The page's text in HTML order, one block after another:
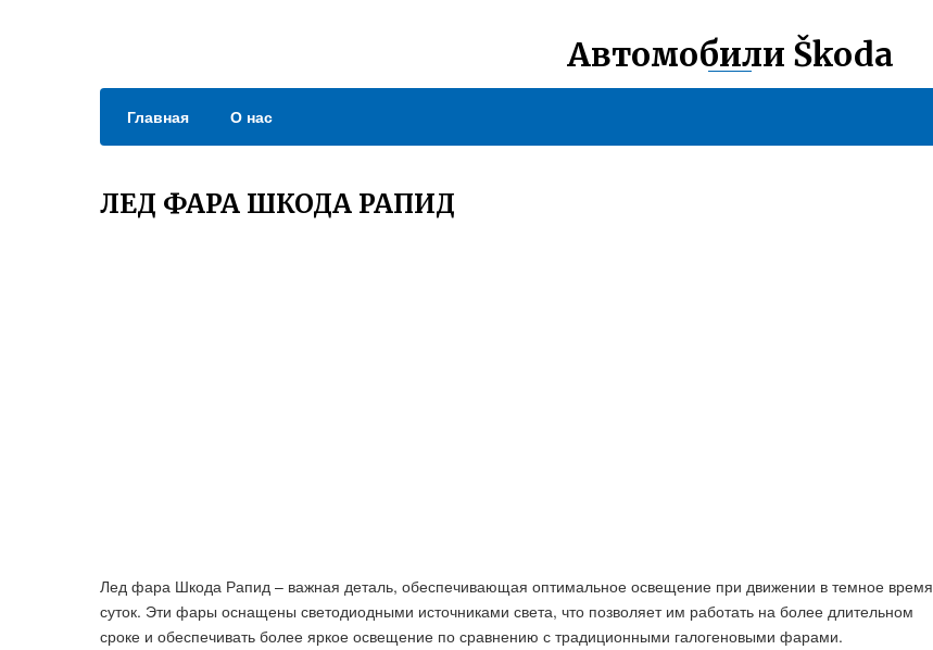
Автомобили Škoda
Главная О нас
ЛЕД ФАРА ШКОДА РАПИД
Лед фара Шкода Рапид – важная деталь, обеспечивающая оптимальное освещение при движении в темное время
суток. Эти фары оснащены светодиодными источниками света, что позволяет им работать на более длительном
сроке и обеспечивать более яркое освещение по сравнению с традиционными галогеновыми фарами.